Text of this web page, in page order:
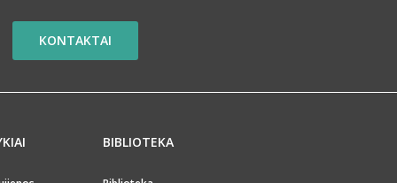
KONTAKTAI
BIBLIOTEKA